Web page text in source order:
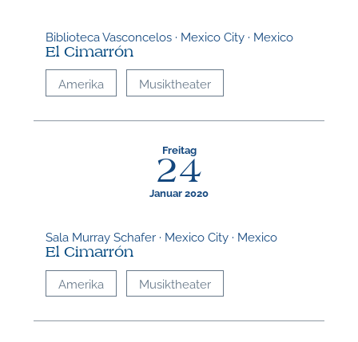
Biblioteca Vasconcelos · Mexico City · Mexico
El Cimarrón
Amerika Musiktheater
Freitag
24
Januar 2020
Sala Murray Schafer · Mexico City · Mexico
El Cimarrón
Amerika Musiktheater